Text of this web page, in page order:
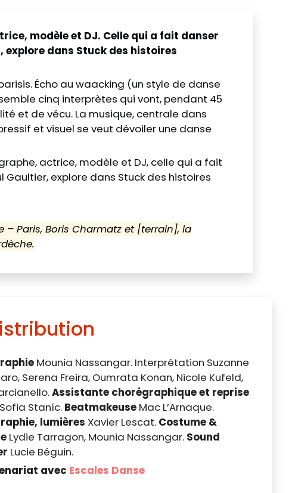
modèle et DJ. Celle qui a fait danser
dans Stuck des histoires
Écho au waacking (un style de danse
cinq interprètes qui vont, pendant 45
et de vécu. La musique, centrale dans
et visuel se veut dévoiler une danse
actrice, modèle et DJ, celle qui a fait
explore dans Stuck des histoires
– Paris, Boris Charmatz et [terrain], la
Mounia Nassangar. Interprétation Suzanne
Serena Freira, Oumrata Konan, Nicole Kufeld,
Assistante chorégraphiqueet reprise
Sofia Staníc. Beatmakeuse Mac L’Arnaque.
lumières Xavier Lescat. Costume &
Lydie Tarragon, Mounia Nassangar. Sound
Lucie Béguin.
avec Escales Danse